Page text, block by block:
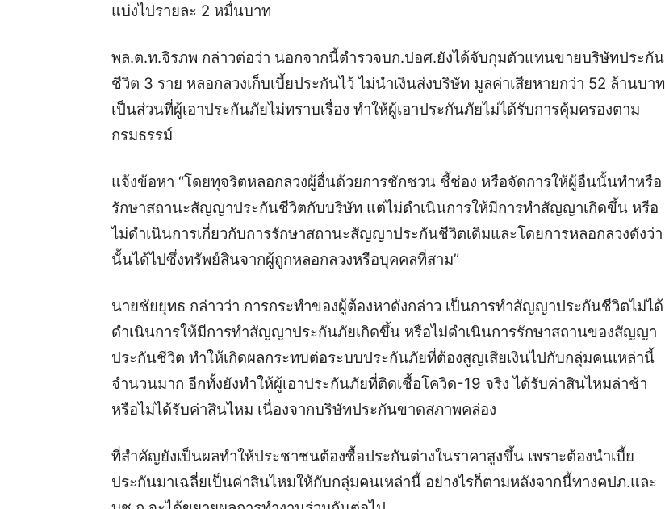
แบ่งไปรายละ 2 หมื่นบาท
พล.ต.ท.จิรภพ กล่าวต่อว่า นอกจากนี้ตำรวจบก.ปอศ.ยังได้จับกุมตัวแทนขายบริษัทประกัน
ชีวิต 3 ราย หลอกลวงเก็บเบี้ยประกันไว้ ไม่นำเงินส่งบริษัท มูลค่าเสียหายกว่า 52 ล้านบาท
เป็นส่วนที่ผู้เอาประกันภัยไม่ทราบเรื่อง ทำให้ผู้เอาประกันภัยไม่ได้รับการคุ้มครองตาม
กรมธรรม์
แจ้งข้อหา “โดยทุจริตหลอกลวงผู้อื่นด้วยการชักชวน ชี้ช่อง หรือจัดการให้ผู้อื่นนั้นทำหรือ
รักษาสถานะสัญญาประกันชีวิตกับบริษัท แต่ไม่ดำเนินการให้มีการทำสัญญาเกิดขึ้น หรือ
ไม่ดำเนินการเกี่ยวกับการรักษาสถานะสัญญาประกันชีวิตเดิมและโดยการหลอกลวงดังว่า
นั้นได้ไปซึ่งทรัพย์สินจากผู้ถูกหลอกลวงหรือบุคคลที่สาม”
นายชัยยุทธ กล่าวว่า การกระทำของผู้ต้องหาดังกล่าว เป็นการทำสัญญาประกันชีวิตไม่ได้
ดำเนินการให้มีการทำสัญญาประกันภัยเกิดขึ้น หรือไม่ดำเนินการรักษาสถานของสัญญา
ประกันชีวิต ทำให้เกิดผลกระทบต่อระบบประกันภัยที่ต้องสูญเสียเงินไปกับกลุ่มคนเหล่านี้
จำนวนมาก อีกทั้งยังทำให้ผู้เอาประกันภัยที่ติดเชื้อโควิด-19 จริง ได้รับค่าสินไหมล่าช้า
หรือไม่ได้รับค่าสินไหม เนื่องจากบริษัทประกันขาดสภาพคล่อง
ที่สำคัญยังเป็นผลทำให้ประชาชนต้องซื้อประกันต่างในราคาสูงขึ้น เพราะต้องนำเบี้ย
ประกันมาเฉลี่ยเป็นค่าสินไหมให้กับกลุ่มคนเหล่านี้ อย่างไรก็ตามหลังจากนี้ทางคปภ.และ